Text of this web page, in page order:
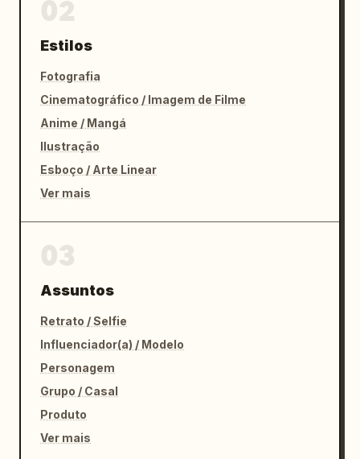
Estilos
Fotografia
Cinematográfico / Imagem de Filme
Anime / Mangá
Ilustração
Esboço / Arte Linear
Ver mais
Assuntos
Retrato / Selfie
Influenciador(a) / Modelo
Personagem
Grupo / Casal
Produto
Ver mais